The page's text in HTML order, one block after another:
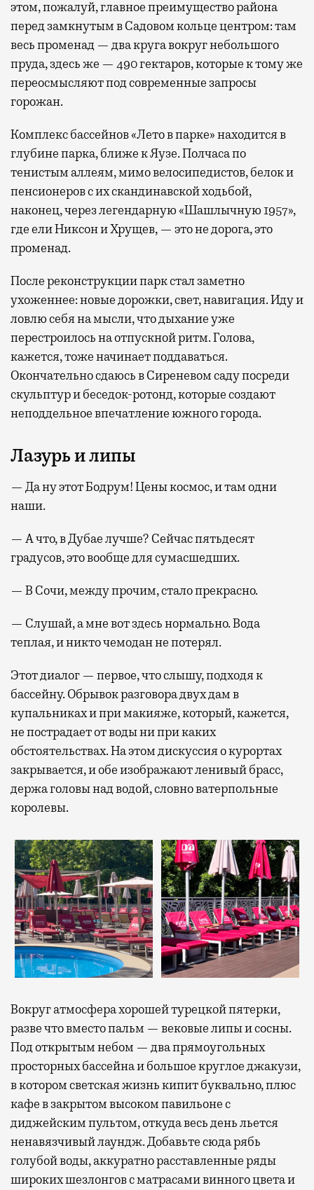
этом, пожалуй, главное преимущество района
перед замкнутым в Садовом кольце центром: там
весь променад — два круга вокруг небольшого
пруда, здесь же — 490 гектаров, которые к тому же
переосмысляют под современные запросы
горожан.
Комплекс бассейнов «Лето в парке» находится в
глубине парка, ближе к Яузе. Полчаса по
тенистым аллеям, мимо велосипедистов, белок и
пенсионеров с их скандинавской ходьбой,
наконец, через легендарную «Шашлычную 1957»,
где ели Никсон и Хрущев, — это не дорога, это
променад.
После реконструкции парк стал заметно
ухоженнее: новые дорожки, свет, навигация. Иду и
ловлю себя на мысли, что дыхание уже
перестроилось на отпускной ритм. Голова,
кажется, тоже начинает поддаваться.
Окончательно сдаюсь в Сиреневом саду посреди
скульптур и беседок-ротонд, которые создают
неподдельное впечатление южного города.
Лазурь и липы
— Да ну этот Бодрум! Цены космос, и там одни
наши.
— А что, в Дубае лучше? Сейчас пятьдесят
градусов, это вообще для сумасшедших.
— В Сочи, между прочим, стало прекрасно.
— Слушай, а мне вот здесь нормально. Вода
теплая, и никто чемодан не потерял.
Этот диалог — первое, что слышу, подходя к
бассейну. Обрывок разговора двух дам в
купальниках и при макияже, который, кажется,
не пострадает от воды ни при каких
обстоятельствах. На этом дискуссия о курортах
закрывается, и обе изображают ленивый брасс,
держа головы над водой, словно ватерпольные
королевы.
Вокруг атмосфера хорошей турецкой пятерки,
разве что вместо пальм — вековые липы и сосны.
Под открытым небом — два прямоугольных
просторных бассейна и большое круглое джакузи,
в котором светская жизнь кипит буквально, плюс
кафе в закрытом высоком павильоне с
диджейским пультом, откуда весь день льется
ненавязчивый лаундж. Добавьте сюда рябь
голубой воды, аккуратно расставленные ряды
широких шезлонгов с матрасами винного цвета и